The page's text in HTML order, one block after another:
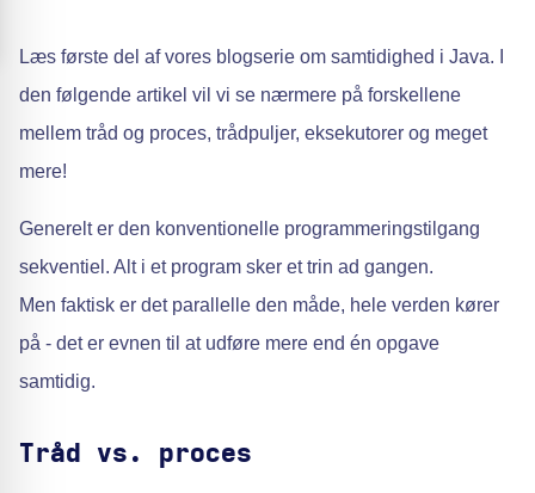
Læs første del af vores blogserie om samtidighed i Java. I
den følgende artikel vil vi se nærmere på forskellene
mellem tråd og proces, trådpuljer, eksekutorer og meget
mere!
Generelt er den konventionelle programmeringstilgang
sekventiel. Alt i et program sker et trin ad gangen.
Men faktisk er det parallelle den måde, hele verden kører
på - det er evnen til at udføre mere end én opgave
samtidig.
Tråd vs. proces